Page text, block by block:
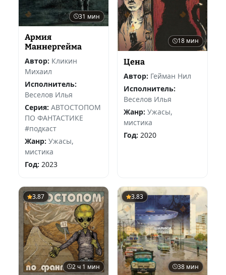
31 мин
Армия
Маннергейма
Автор: Кликин
Михаил
Исполнитель:
Веселов Илья
Серия: АВТОСТОПОМ
ПО ФАНТАСТИКЕ
#подкаст
Жанр: Ужасы,
мистика
Год: 2023
18 мин
Цена
Автор: Гейман Нил
Исполнитель:
Веселов Илья
Жанр: Ужасы,
мистика
Год: 2020
3.87
2 ч 1 мин
3.83
38 мин